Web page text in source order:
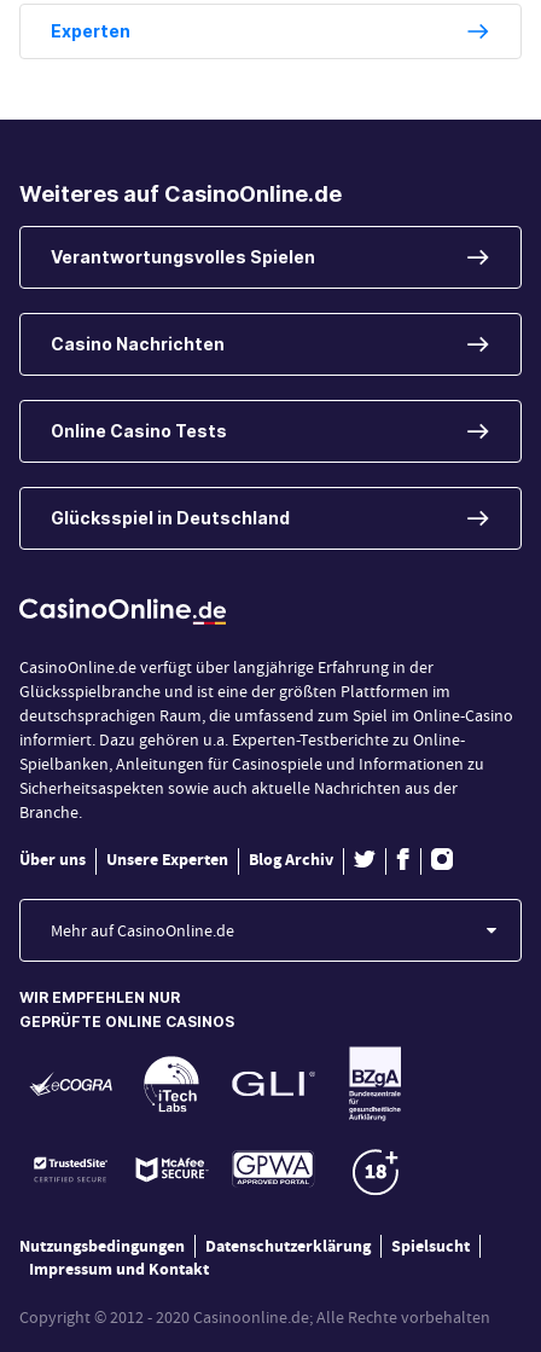
Experten
Weiteres auf CasinoOnline.de
Verantwortungsvolles Spielen
Casino Nachrichten
Online Casino Tests
Glücksspiel in Deutschland
CasinoOnline.de verfügt über langjährige Erfahrung in der
Glücksspielbranche und ist eine der größten Plattformen im
deutschsprachigen Raum, die umfassend zum Spiel im Online-Casino
informiert. Dazu gehören u.a. Experten-Testberichte zu Online-
Spielbanken, Anleitungen für Casinospiele und Informationen zu
Sicherheitsaspekten sowie auch aktuelle Nachrichten aus der
Branche.
Über uns Unsere Experten Blog Archiv
Mehr auf CasinoOnline.de
WIR EMPFEHLEN NUR
GEPRÜFTE ONLINE CASINOS
Nutzungsbedingungen Datenschutzerklärung
Spielsucht
Impressum und Kontakt
Copyright © 2012 - 2020 Casinoonline.de; Alle Rechte vorbehalten